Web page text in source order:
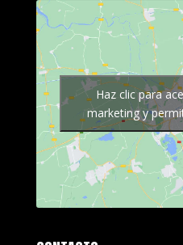
Haz clic para
marketing y